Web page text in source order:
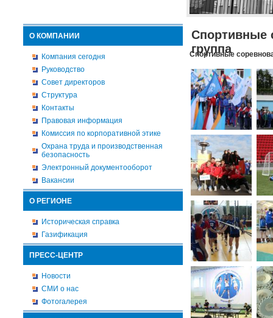
О КОМПАНИИ
Компания сегодня
Руководство
Совет директоров
Структура
Контакты
Правовая информация
Комиссия по корпоративной этике
Охрана труда и производственная
безопасность
Электронный документооборот
Вакансии
О РЕГИОНЕ
Историческая справка
Газификация
ПРЕСС-ЦЕНТР
Новости
СМИ о нас
Фотогалерея
Спортивные
группа
Спортивные